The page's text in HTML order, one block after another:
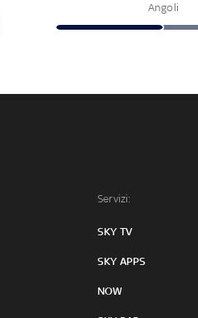
Angoli
Servizi:
SKY TV
SKY APPS
NOW